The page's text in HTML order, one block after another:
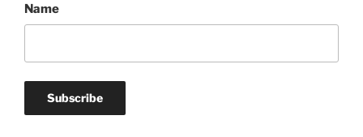
Name